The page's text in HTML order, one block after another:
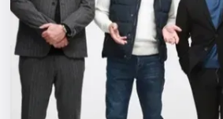
Города
Площадки
Артисты